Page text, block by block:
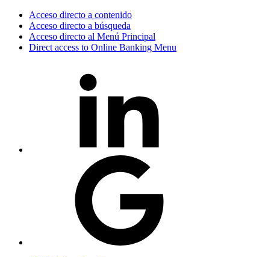
Acceso directo a contenido
Acceso directo a búsqueda
Acceso directo al Menú Principal
Direct access to Online Banking Menu